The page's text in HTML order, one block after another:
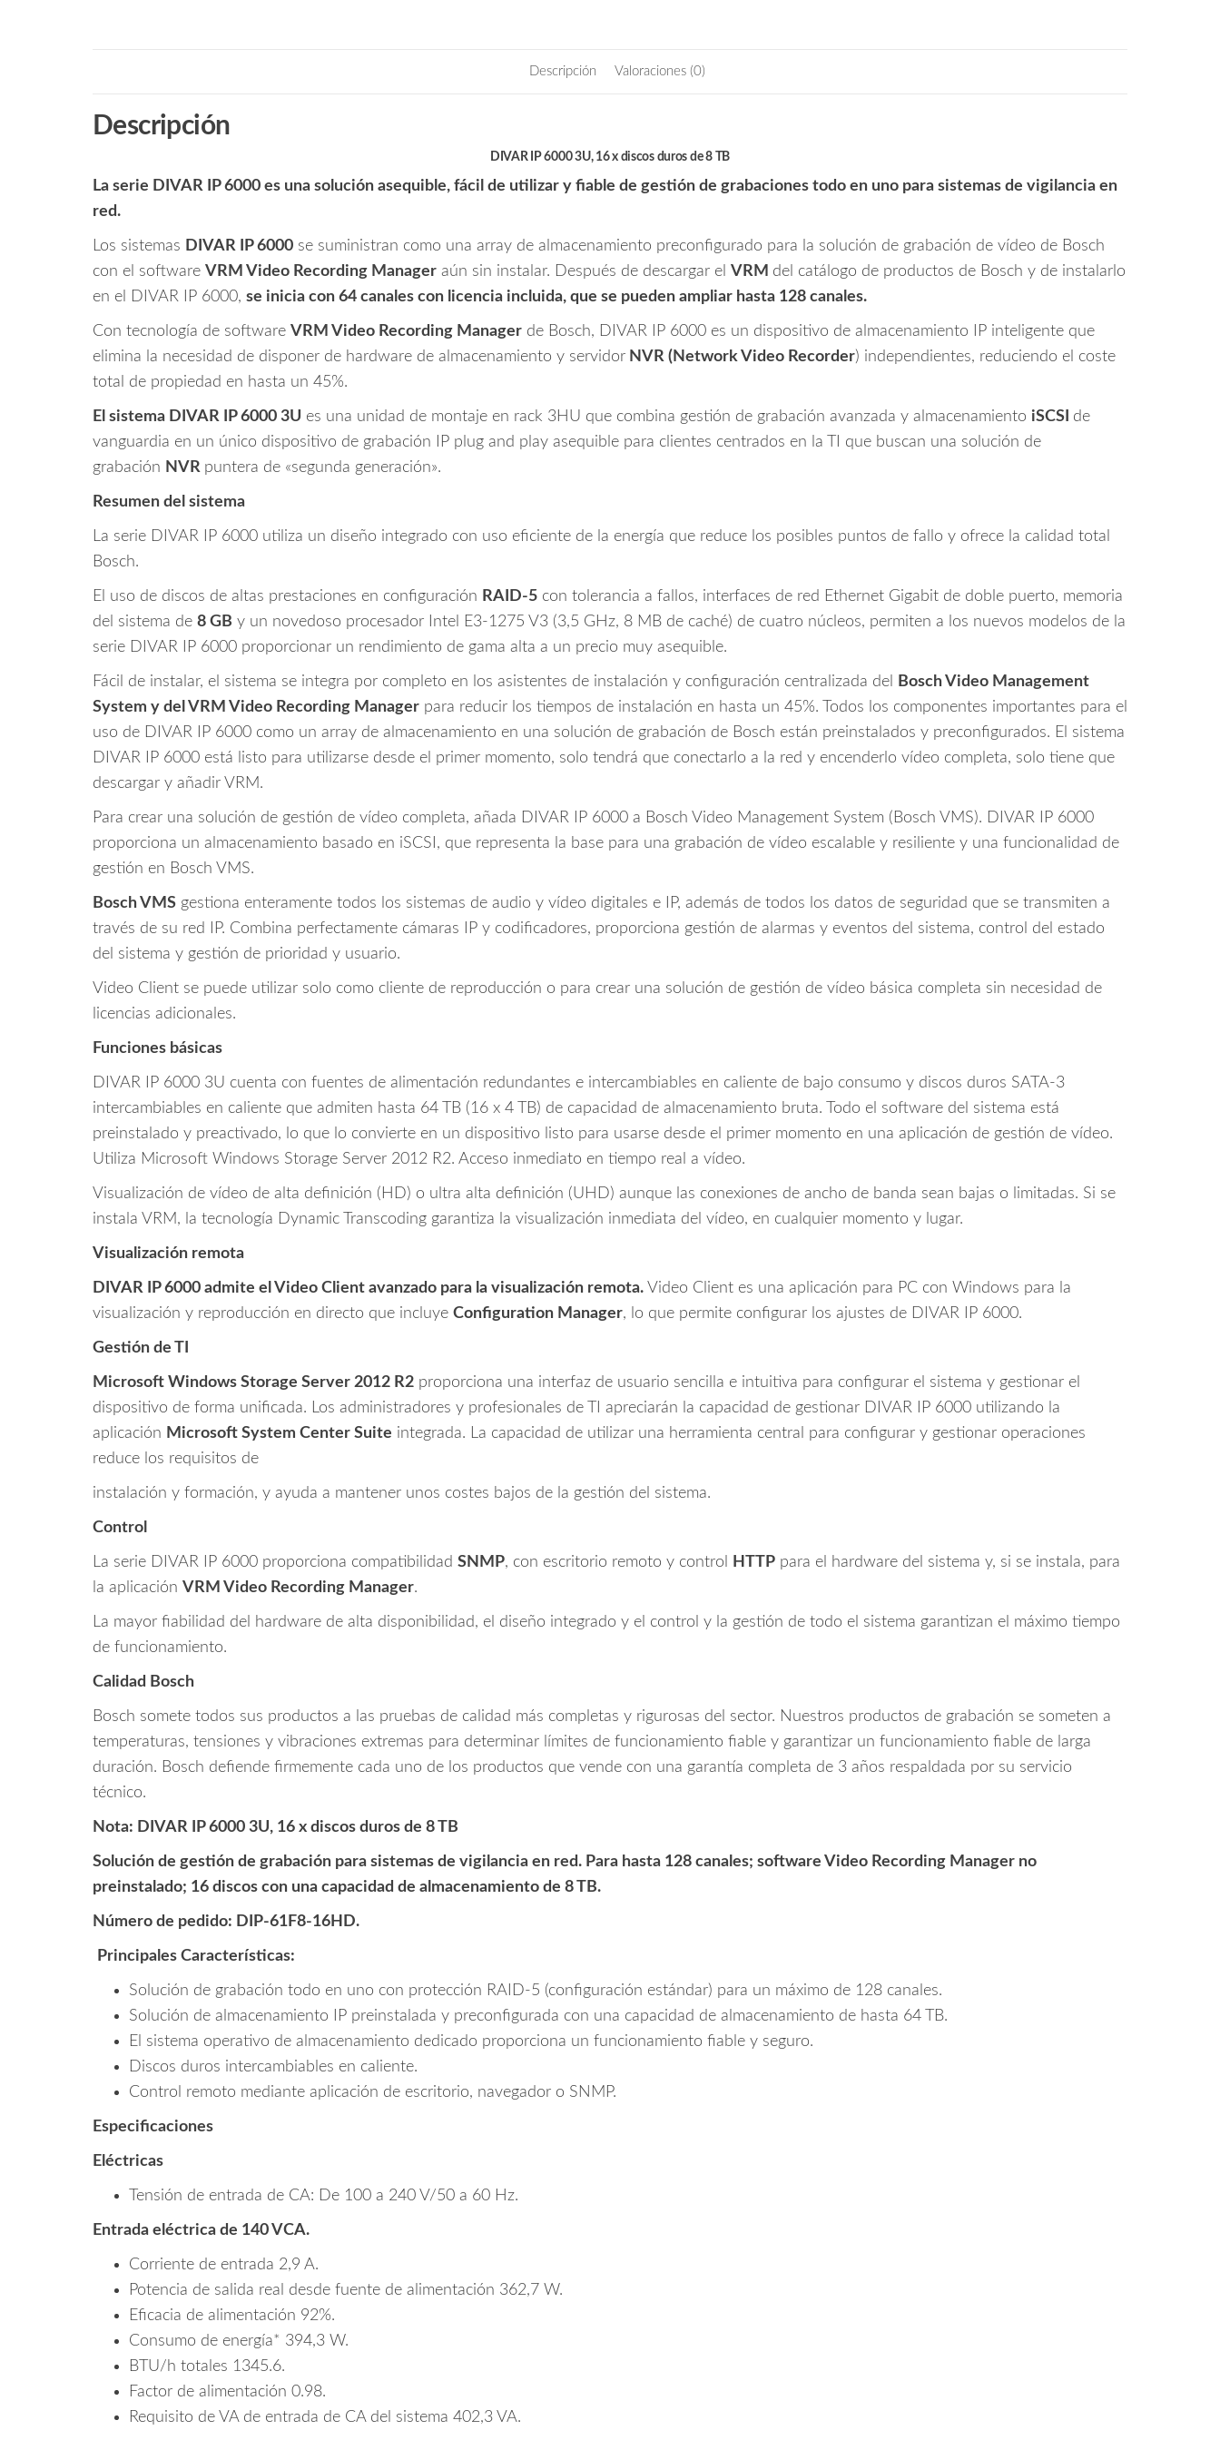
Descripción Valoraciones (0)
Descripción
DIVAR IP 6000 3U, 16 x discos duros de 8 TB
La serie DIVAR IP 6000 es una solución asequible, fácil de utilizar y fiable de gestión de grabaciones todo en uno para sistemas de vigilancia en
red.
Los sistemas DIVAR IP 6000 se suministran como una array de almacenamiento preconfigurado para la solución de grabación de vídeo de Bosch
con el software VRM Video Recording Manager aún sin instalar. Después de descargar el VRM del catálogo de productos de Bosch y de instalarlo
en el DIVAR IP 6000, se inicia con 64 canales con licencia incluida, que se pueden ampliar hasta 128 canales.
Con tecnología de software VRM Video Recording Manager de Bosch, DIVAR IP 6000 es un dispositivo de almacenamiento IP inteligente que
elimina la necesidad de disponer de hardware de almacenamiento y servidor NVR (Network Video Recorder) independientes, reduciendo el coste
total de propiedad en hasta un 45%.
El sistema DIVAR IP 6000 3U es una unidad de montaje en rack 3HU que combina gestión de grabación avanzada y almacenamiento iSCSI de
vanguardia en un único dispositivo de grabación IP plug and play asequible para clientes centrados en la TI que buscan una solución de
grabación NVR puntera de «segunda generación».
Resumen del sistema
La serie DIVAR IP 6000 utiliza un diseño integrado con uso eficiente de la energía que reduce los posibles puntos de fallo y ofrece la calidad total
Bosch.
El uso de discos de altas prestaciones en configuración RAID-5 con tolerancia a fallos, interfaces de red Ethernet Gigabit de doble puerto, memoria
del sistema de 8 GB y un novedoso procesador Intel E3-1275 V3 (3,5 GHz, 8 MB de caché) de cuatro núcleos, permiten a los nuevos modelos de la
serie DIVAR IP 6000 proporcionar un rendimiento de gama alta a un precio muy asequible.
Fácil de instalar, el sistema se integra por completo en los asistentes de instalación y configuración centralizada del
Bosch Video Management
System y del VRM Video Recording Manager para reducir los tiempos de instalación en hasta un 45%. Todos los componentes importantes para el
uso de DIVAR IP 6000 como un array de almacenamiento en una solución de grabación de Bosch están preinstalados y preconfigurados. El sistema
DIVAR IP 6000 está listo para utilizarse desde el primer momento, solo tendrá que conectarlo a la red y encenderlo vídeo completa, solo tiene que
descargar y añadir VRM.
Para crear una solución de gestión de vídeo completa, añada DIVAR IP 6000 a Bosch Video Management System (Bosch VMS). DIVAR IP 6000
proporciona un almacenamiento basado en iSCSI, que representa la base para una grabación de vídeo escalable y resiliente y una funcionalidad de
gestión en Bosch VMS.
Bosch VMS gestiona enteramente todos los sistemas de audio y vídeo digitales e IP, además de todos los datos de seguridad que se transmiten a
través de su red IP. Combina perfectamente cámaras IP y codificadores, proporciona gestión de alarmas y eventos del sistema, control del estado
del sistema y gestión de prioridad y usuario.
Video Client se puede utilizar solo como cliente de reproducción o para crear una solución de gestión de vídeo básica completa sin necesidad de
licencias adicionales.
Funciones básicas
DIVAR IP 6000 3U cuenta con fuentes de alimentación redundantes e intercambiables en caliente de bajo consumo y discos duros SATA-3
intercambiables en caliente que admiten hasta 64 TB (16 x 4 TB) de capacidad de almacenamiento bruta. Todo el software del sistema está
preinstalado y preactivado, lo que lo convierte en un dispositivo listo para usarse desde el primer momento en una aplicación de gestión de vídeo.
Utiliza Microsoft Windows Storage Server 2012 R2. Acceso inmediato en tiempo real a vídeo.
Visualización de vídeo de alta definición (HD) o ultra alta definición (UHD) aunque las conexiones de ancho de banda sean bajas o limitadas. Si se
instala VRM, la tecnología Dynamic Transcoding garantiza la visualización inmediata del vídeo, en cualquier momento y lugar.
Visualización remota
DIVAR IP 6000 admite el Video Client avanzado para la visualización remota. Video Client es una aplicación para PC con Windows para la
visualización y reproducción en directo que incluye Configuration Manager, lo que permite configurar los ajustes de DIVAR IP 6000.
Gestión de TI
Microsoft Windows Storage Server 2012 R2 proporciona una interfaz de usuario sencilla e intuitiva para configurar el sistema y gestionar el
dispositivo de forma unificada. Los administradores y profesionales de TI apreciarán la capacidad de gestionar DIVAR IP 6000 utilizando la
aplicación Microsoft System Center Suite integrada. La capacidad de utilizar una herramienta central para configurar y gestionar operaciones
reduce los requisitos de
instalación y formación, y ayuda a mantener unos costes bajos de la gestión del sistema.
Control
La serie DIVAR IP 6000 proporciona compatibilidad SNMP, con escritorio remoto y control HTTP para el hardware del sistema y, si se instala, para
la aplicación VRM Video Recording Manager.
La mayor fiabilidad del hardware de alta disponibilidad, el diseño integrado y el control y la gestión de todo el sistema garantizan el máximo tiempo
de funcionamiento.
Calidad Bosch
Bosch somete todos sus productos a las pruebas de calidad más completas y rigurosas del sector. Nuestros productos de grabación se someten a
temperaturas, tensiones y vibraciones extremas para determinar límites de funcionamiento fiable y garantizar un funcionamiento fiable de larga
duración. Bosch defiende firmemente cada uno de los productos que vende con una garantía completa de 3 años respaldada por su servicio
técnico.
Nota: DIVAR IP 6000 3U, 16 x discos duros de 8 TB
Solución de gestión de grabación para sistemas de vigilancia en red. Para hasta 128 canales; software Video Recording Manager no
preinstalado; 16 discos con una capacidad de almacenamiento de 8 TB.
Número de pedido: DIP-61F8-16HD.
Principales Características:
Solución de grabación todo en uno con protección RAID-5 (configuración estándar) para un máximo de 128 canales.
Solución de almacenamiento IP preinstalada y preconfigurada con una capacidad de almacenamiento de hasta 64 TB.
El sistema operativo de almacenamiento dedicado proporciona un funcionamiento fiable y seguro.
Discos duros intercambiables en caliente.
Control remoto mediante aplicación de escritorio, navegador o SNMP.
Especificaciones
Eléctricas
Tensión de entrada de CA: De 100 a 240 V/50 a 60 Hz.
Entrada eléctrica de 140 VCA.
Corriente de entrada 2,9 A.
Potencia de salida real desde fuente de alimentación 362,7 W.
Eficacia de alimentación 92%.
Consumo de energía* 394,3 W.
BTU/h totales 1345.6.
Factor de alimentación 0.98.
Requisito de VA de entrada de CA del sistema 402,3 VA.